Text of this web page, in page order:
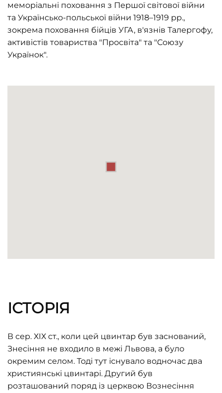
меморіальні поховання з Першої світової війни
та Українсько-польської війни 1918–1919 рр.,
зокрема поховання бійців УГА, в'язнів Талергофу,
активістів товариства "Просвіта" та "Союзу
Українок".
ІСТОРІЯ
В сер. ХІХ ст., коли цей цвинтар був заснований,
Знесіння не входило в межі Львова, а було
окремим селом. Тоді тут існувало водночас два
християнські цвинтарі. Другий був
розташований поряд із церквою Вознесіння